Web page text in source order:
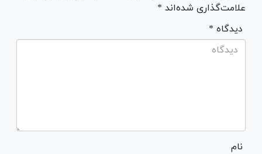
علامت‌گذاری شده‌اند *
* دیدگاه
نام